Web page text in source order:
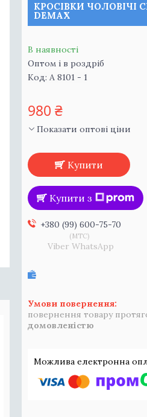
КРОСІВКИ ЧОЛОВІЧІ
DEMAX
В наявності
Оптом і в роздріб
Код: A 8101 - 1
980 ₴
Показати оптові ціни
Купити
Купити з
+380 (99) 600-75-70
MTC
Viber WhatsApp
повернення товару
домовленістю